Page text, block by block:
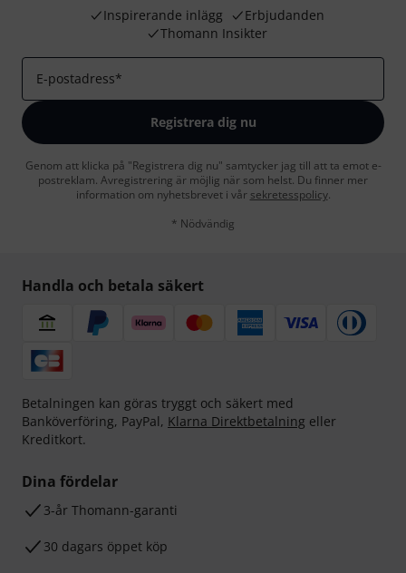
Inspirerande inlägg
Erbjudanden
Thomann Insikter
E-postadress*
Registrera dig nu
Genom att klicka på "Registrera dig nu" samtycker jag till att ta emot e-
postreklam. Avregistrering är möjlig när som helst. Du finner mer
information om nyhetsbrevet i vår sekretesspolicy.
* Nödvändig
Handla och betala säkert
Betalningen kan göras tryggt och säkert med
Banköverföring, PayPal, Klarna Direktbetalning eller
Kreditkort.
Dina fördelar
3-år Thomann-garanti
30 dagars öppet köp